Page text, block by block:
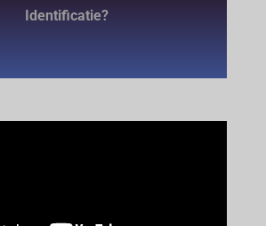
Identificatie?